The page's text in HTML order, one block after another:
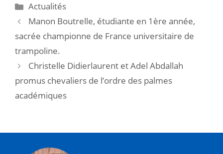
Actualités
Manon Boutrelle, étudiante en 1ère année,
sacrée championne de France universitaire de
trampoline.
Christelle Didierlaurent et Adel Abdallah
promus chevaliers de l’ordre des palmes
académiques